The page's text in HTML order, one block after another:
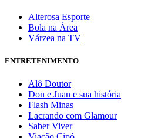
Alterosa Esporte
Bola na Área
Várzea na TV
ENTRETENIMENTO
Alô Doutor
Don e Juan e sua história
Flash Minas
Lacrando com Glamour
Saber Viver